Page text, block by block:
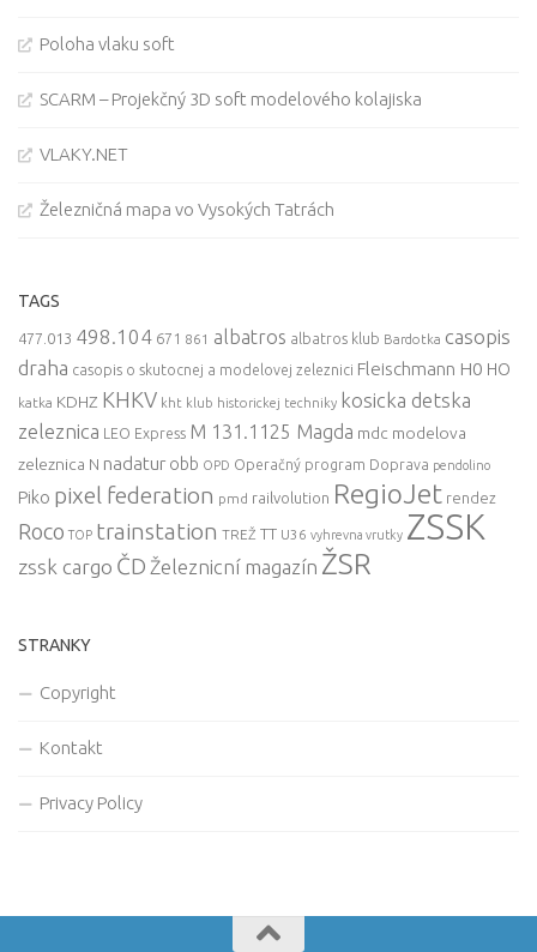
Poloha vlaku soft
SCARM – Projekčný 3D soft modelového kolajiska
VLAKY.NET
Železničná mapa vo Vysokých Tatrách
TAGS
477.013 498.104 671 861 albatros albatros klub Bardotka casopis
draha casopis o skutocnej a modelovej zeleznici Fleischmann H0 HO
katka KDHZ KHKV kht klub historickej techniky kosicka detska
zeleznica LEO Express M 131.1125 Magda mdc modelova
zeleznica N nadatur obb OPD Operačný program Doprava pendolino
Piko pixel federation pmd railvolution RegioJet rendez
Roco TOP trainstation TREŽ TT U36 vyhrevna vrutky ZSSK
zssk cargo ČD Železnicní magazín ŽSR
STRANKY
Copyright
Kontakt
Privacy Policy